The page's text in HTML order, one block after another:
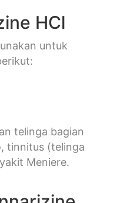
HCl
untuk
telinga bagian
tinnitus (telinga
Meniere.